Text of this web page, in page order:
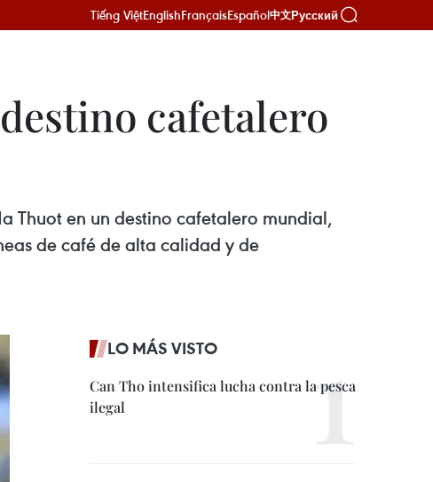
Tiếng ViệtEnglishFrançaisEspañol中文Русский
cafetalero
Thuot en un destino cafetalero mundial,
de café de alta calidad y de
LO MÁS VISTO
Can Tho intensifica lucha contra la pesca
ilegal